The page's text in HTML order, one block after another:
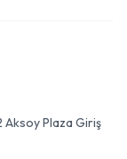
Aksoy Plaza Giriş